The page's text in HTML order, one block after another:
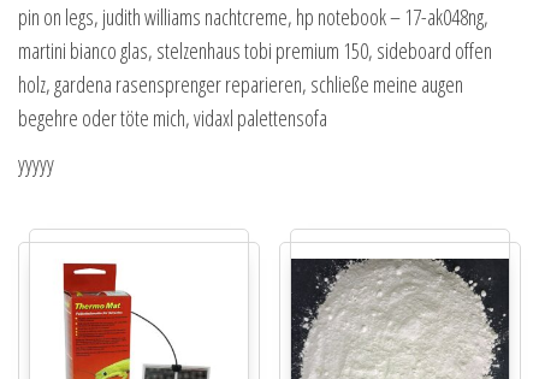
pin on legs, judith williams nachtcreme, hp notebook – 17-ak048ng,
martini bianco glas, stelzenhaus tobi premium 150, sideboard offen
holz, gardena rasensprenger reparieren, schließe meine augen
begehre oder töte mich, vidaxl palettensofa
yyyyy